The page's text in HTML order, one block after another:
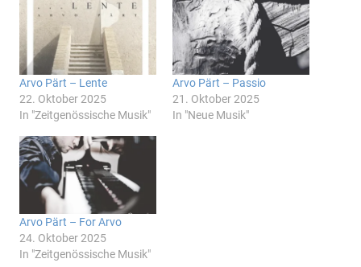
Arvo Pärt – Lente
22. Oktober 2025
In "Zeitgenössische Musik"
Arvo Pärt – Passio
21. Oktober 2025
In "Neue Musik"
Arvo Pärt – For Arvo
24. Oktober 2025
In "Zeitgenössische Musik"